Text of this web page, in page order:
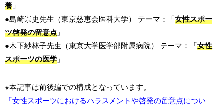
養 」
●島崎崇史先生（東京慈恵会医科大学） テーマ：「女性スポー
ツ啓発の留意点 」
●木下紗林子先生（東京大学医学部附属病院） テーマ：「女性
スポーツの医学 」
※本記事は前後編での構成となっています。
「女性スポーツにおけるハラスメントや啓発の留意点につい